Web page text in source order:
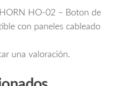
HO-02 – Boton de
con paneles cableado
una valoración.